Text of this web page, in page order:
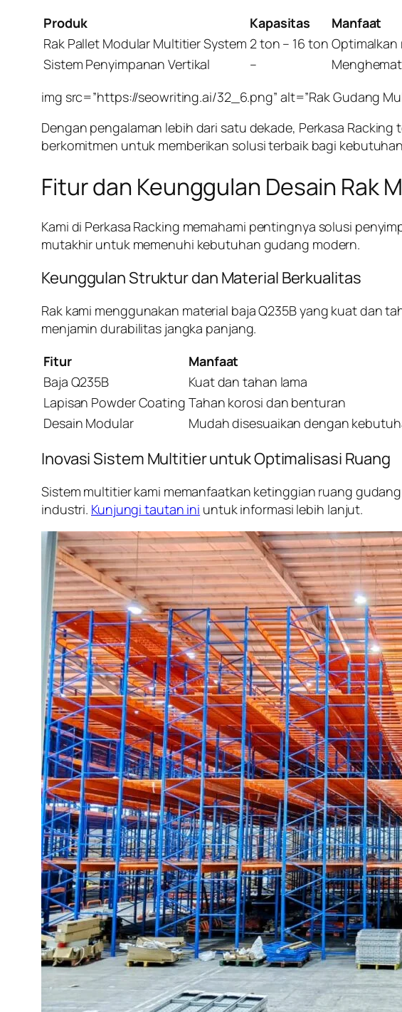
Produk
Kapasitas
Manfaat
Rak Pallet Modular Multitier System 2 ton – 16 ton
Sistem Penyimpanan Vertikal
–
img src=”https://seowriting.ai/32_6.png” alt=”Rak Gudang
Dengan pengalaman lebih dari satu dekade, Perkasa
berkomitmen untuk memberikan solusi terbaik bagi
Fitur dan Keunggulan Desain Rak
Kami di Perkasa Racking memahami pentingnya solusi
mutakhir untuk memenuhi kebutuhan gudang modern.
Keunggulan Struktur dan Material Berkualitas
Rak kami menggunakan material baja Q235B yang kuat dan
menjamin durabilitas jangka panjang.
Fitur
Manfaat
Baja Q235B
Kuat dan tahan lama
Lapisan Powder Coating Tahan korosi dan benturan
Desain Modular
Mudah disesuaikan dengan
Inovasi Sistem Multitier untuk Optimalisasi Ruang
Sistem multitier kami memanfaatkan ketinggian ruang
industri. Kunjungi tautan ini untuk informasi lebih lanjut.